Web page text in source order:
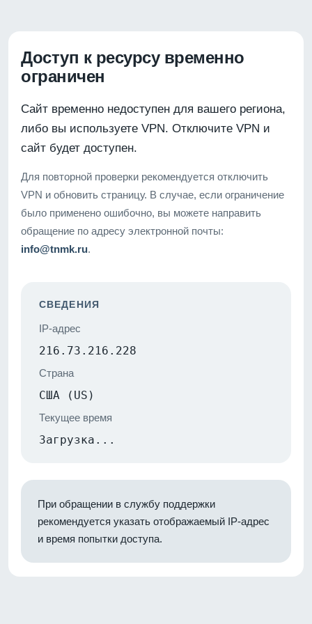
Доступ к ресурсу временно
ограничен
Сайт временно недоступен для вашего региона,
либо вы используете VPN. Отключите VPN и
сайт будет доступен.
Для повторной проверки рекомендуется отключить
VPN и обновить страницу. В случае, если ограничение
было применено ошибочно, вы можете направить
обращение по адресу электронной почты:
info@tnmk.ru.
СВЕДЕНИЯ
IP-адрес
216.73.216.228
Страна
США (US)
Текущее время
Загрузка...
При обращении в службу поддержки
рекомендуется указать отображаемый IP-адрес
и время попытки доступа.